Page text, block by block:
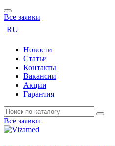
Все заявки
RU
Новости
Статьи
Контакты
Вакансии
Акции
Гарантия
Все заявки